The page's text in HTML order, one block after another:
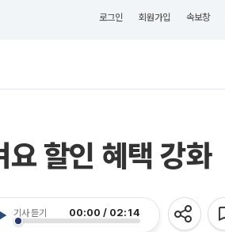
로그인 회원가입 속보창
할인 혜택 강화
기사 듣기 00:00 / 02:14